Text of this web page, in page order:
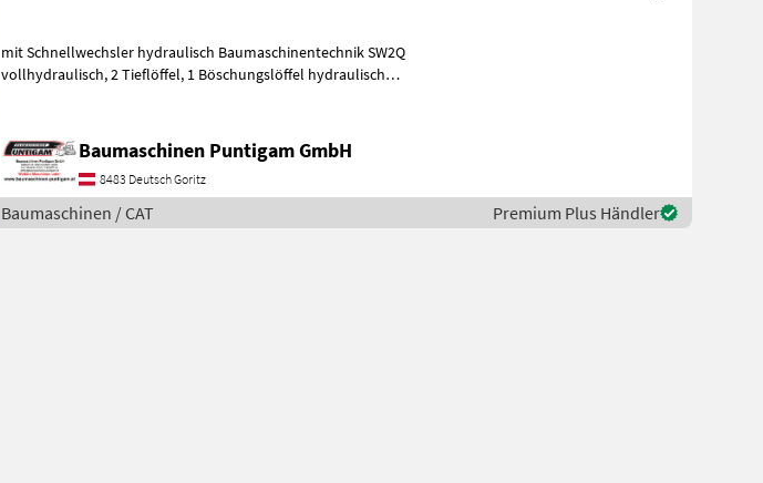
mit Schnellwechsler hydraulisch Baumaschinentechnik SW2Q
vollhydraulisch, 2 Tieflöffel, 1 Böschungslöffel hydraulisch
Baumaschinen Puntigam GmbH
8483 Deutsch Goritz
Baumaschinen / CAT Premium Plus Händler